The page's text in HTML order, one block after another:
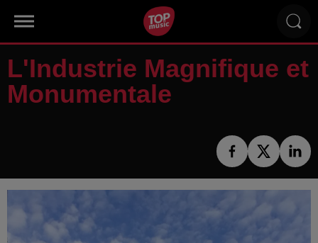
L'Industrie Magnifique et
Monumentale